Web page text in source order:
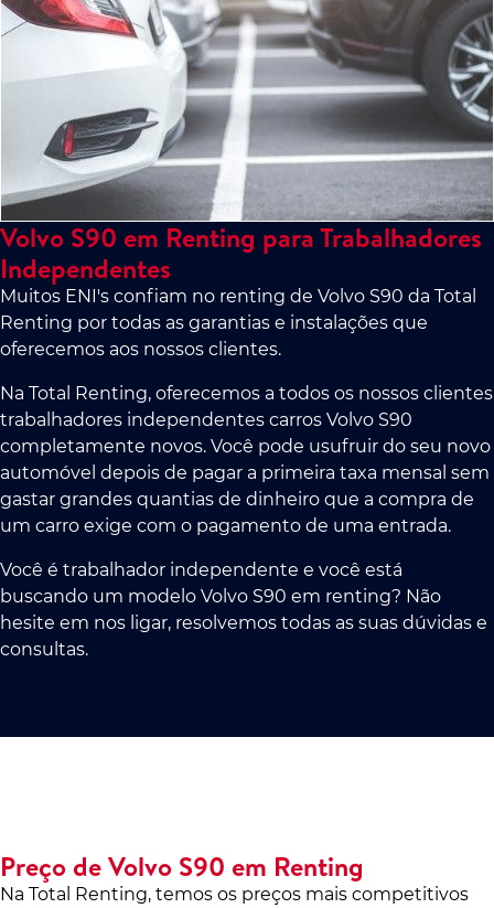
Volvo S90 em Renting para Trabalhadores
Independentes
Muitos ENI's confiam no renting de Volvo S90 da Total
Renting por todas as garantias e instalações que
oferecemos aos nossos clientes.
Na Total Renting, oferecemos a todos os nossos clientes
trabalhadores independentes carros Volvo S90
completamente novos. Você pode usufruir do seu novo
automóvel depois de pagar a primeira taxa mensal sem
gastar grandes quantias de dinheiro que a compra de
um carro exige com o pagamento de uma entrada.
Você é trabalhador independente e você está
buscando um modelo Volvo S90 em renting? Não
hesite em nos ligar, resolvemos todas as suas dúvidas e
consultas.
Preço de Volvo S90 em Renting
Na Total Renting, temos os preços mais competitivos